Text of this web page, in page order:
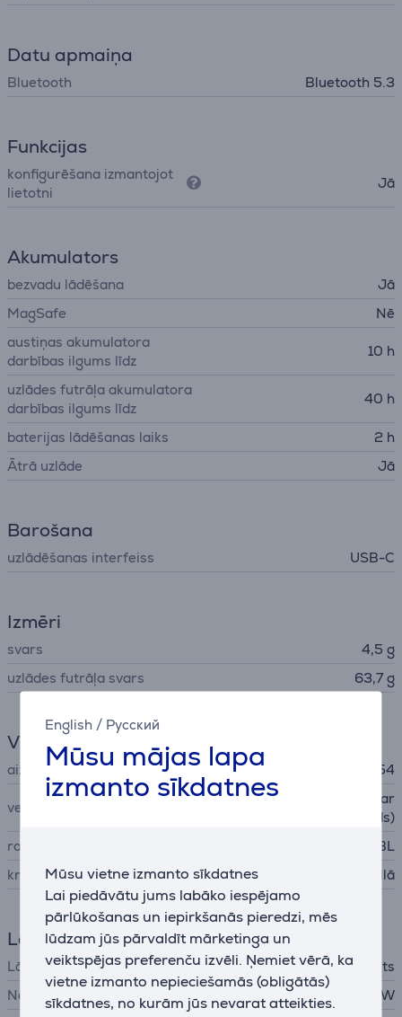
English / Русский
Mūsu mājas lapa
izmanto sīkdatnes
Mūsu vietne izmanto sīkdatnes
Lai piedāvātu jums labāko iespējamo
pārlūkošanas un iepirkšanās pieredzi, mēs
lūdzam jūs pārvaldīt mārketinga un
veiktspējas preferenču izvēli. Ņemiet vērā, ka
vietne izmanto nepieciešamās (obligātās)
sīkdatnes, no kurām jūs nevarat atteikties.
Datu apmaiņa
Bluetooth Bluetooth 5.3
Funkcijas
konfigurēšana izmantojot
lietotni
Jā
Akumulators
bezvadu lādēšana
Jā
MagSafe
Nē
austiņas akumulatora
darbības ilgums līdz
10 h
uzlādes futrāļa akumulatora
darbības ilgums līdz
40 h
baterijas lādēšanas laiks
2 h
Ātrā uzlāde
Jā
Barošana
uzlādēšanas interfeiss USB-C
Izmēri
svars
4,5 g
uzlādes futrāļa svars
63,7 g
Vispārējais parametrs
aizsardzības līmenis IP54
veids
Ausī ieliekamas austiņas (ear
buds)
ražotājs
JBL
krāsa
lillā
Lādētājs
Lādētājs
nav iekļauts
Nepieciešamā lādētāja jauda
2,5 - 5 W